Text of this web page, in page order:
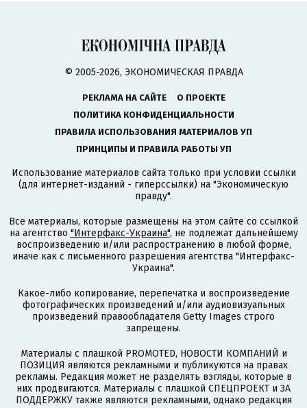
© 2005-2026, ЭКОНОМИЧЕСКАЯ ПРАВДА
РЕКЛАМА НА САЙТЕ
О ПРОЕКТЕ
ПОЛИТИКА КОНФИДЕНЦИАЛЬНОСТИ
ПРАВИЛА ИСПОЛЬЗОВАНИЯ МАТЕРИАЛОВ УП
ПРИНЦИПЫ И ПРАВИЛА РАБОТЫ УП
Использование материалов сайта только при условии ссылки
(для интернет-изданий - гиперссылки) на "Экономическую
правду".
Все материалы, которые размещены на этом сайте со ссылкой
на агентство "Интерфакс-Украина", не подлежат дальнейшему
воспроизведению и/или распространению в любой форме,
иначе как с письменного разрешения агентства "Интерфакс-
Украина".
Какое-либо копирование, перепечатка и воспроизведение
фотографических произведений и/или аудиовизуальных
произведений правообладателя Getty Images строго
запрещены.
Материалы с плашкой PROMOTED, НОВОСТИ КОМПАНИЙ и
ПОЗИЦИЯ являются рекламными и публикуются на правах
рекламы. Редакция может не разделять взгляды, которые в
них продвигаются. Материалы с плашкой СПЕЦПРОЕКТ и ЗА
ПОДДЕРЖКУ также являются рекламными, однако редакция